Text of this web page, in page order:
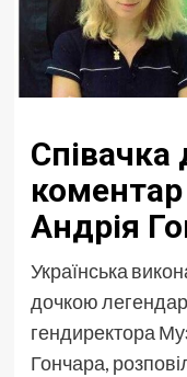
Співачка
коментар
Андрія
Українська
дочкою
гендиректора
Гончара,